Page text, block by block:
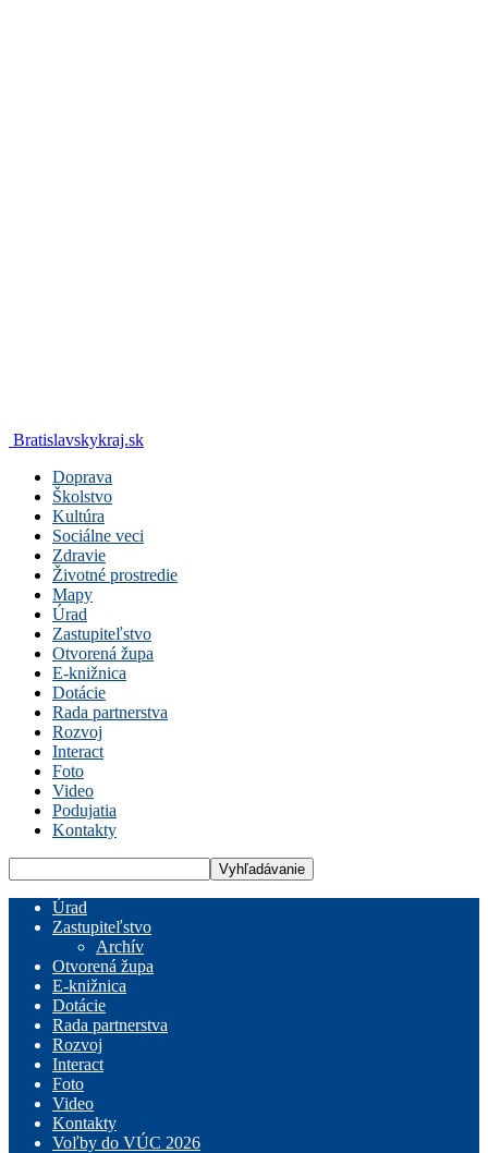
Bratislavskykraj.sk
Doprava
Školstvo
Kultúra
Sociálne veci
Zdravie
Životné prostredie
Mapy
Úrad
Zastupiteľstvo
Otvorená župa
E-knižnica
Dotácie
Rada partnerstva
Rozvoj
Interact
Foto
Video
Podujatia
Kontakty
Úrad
Zastupiteľstvo
Archív
Otvorená župa
E-knižnica
Dotácie
Rada partnerstva
Rozvoj
Interact
Foto
Video
Kontakty
Voľby do VÚC 2026